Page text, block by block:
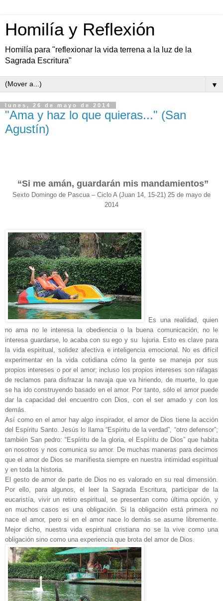
Homilía y Reflexión
Homilía para "reflexionar la vida terrena a la luz de la
Sagrada Escritura"
▼
lunes, 26 de mayo de 2014
"Ama y haz lo que quieras..." (San
Agustín)
“Si me amán, guardarán mis mandamientos”
Sexto Domingo de Pascua – Ciclo A (Juan 14, 15-21) 25 de mayo de
2014
Es una realidad, quien
no ama no le interesa la obediencia o la buena comunicación, no le
interesa guardarse, lo acaba con su ego y su lujuria. Esto es clave para
la vida espiritual, solidez afectiva e inteligencia emocional. No es difícil
experimentar en la vida cotidiana cómo la gente se maneja por sus
propios intereses o por el amor; incluso los propios intereses son ráfagas
de reclamos para disfrazar la navaja que va hiriendo, de muerte, lo que
se ha ido construyendo basado en el amor. Por tanto, sólo el amor puede
dar la capacidad del encuentro con Dios, con el ser amado y con los
demás.
Así como en el amor hay algo inspirador, el amor de Dios tiene la acción
del Espíritu Santo. Jesús lo llama “Espíritu de la verdad”, “otro defensor”;
también San pedro: “Espíritu de la gloria, el Espíritu de Dios” que habita
en nosotros y nos comunica su amor. De muchas maneras para decirnos
que el amor de Dios se manifiesta siempre en nuestra intimidad espiritual
y en toda la historia.
El gesto de amor de parte de Dios no es valorado en su real dimensión.
Por ello, para algunos, el leer la Sagrada Escritura, participar de la
eucaristía, vivir un retiro espiritual, se presentan como última opción, y
en muchos casos es una obligación. Si la obligación está primera no
nace el amor, pero si en el amor nace lo demás se asume libremente.
Mejor dicho, nuestra vida espiritual cristiana no se la vive como una
obligación sino como una experiencia que brota del amor de Dios.